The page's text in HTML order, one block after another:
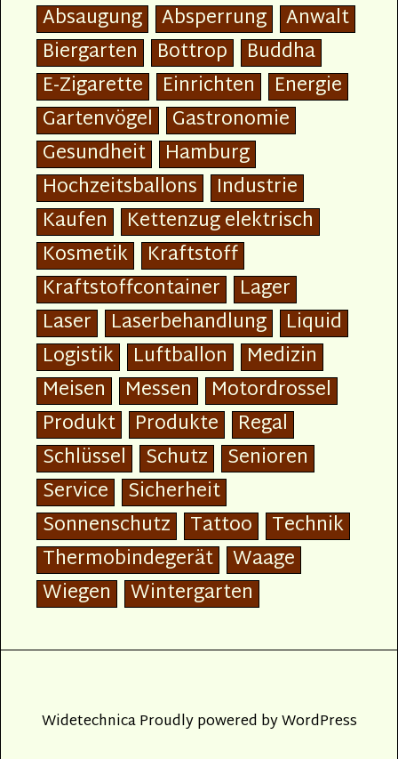
Absaugung Absperrung Anwalt
Biergarten
Bottrop
Buddha
E-Zigarette
Einrichten
Energie
Gartenvögel
Gastronomie
Gesundheit
Hamburg
Hochzeitsballons
Industrie
Kaufen
Kettenzug elektrisch
Kosmetik
Kraftstoff
Kraftstoffcontainer
Lager
Laser
Laserbehandlung
Liquid
Logistik
Luftballon
Medizin
Meisen
Messen
Motordrossel
Produkt
Produkte
Regal
Schlüssel
Schutz
Senioren
Service
Sicherheit
Sonnenschutz
Tattoo
Technik
Thermobindegerät Waage
Wiegen
Wintergarten
WidetechnicaProudly powered byWordPress